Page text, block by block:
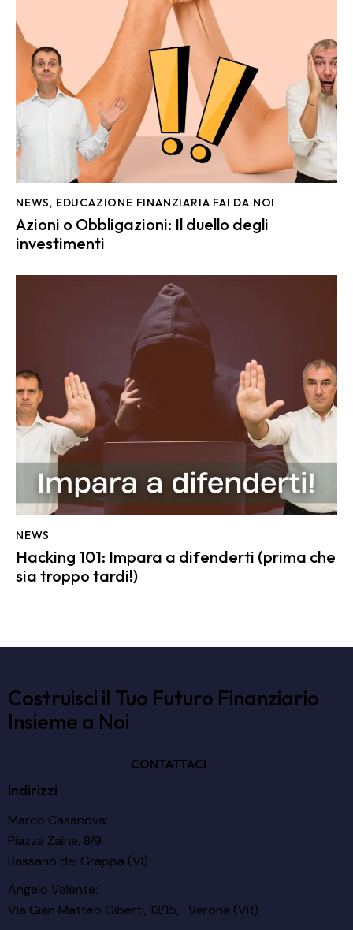
NEWS, EDUCAZIONE FINANZIARIA FAI DA NOI
Azioni o Obbligazioni: Il duello degli
investimenti
NEWS
Hacking 101: Impara a difenderti (prima che
sia troppo tardi!)
Costruisci il Tuo Futuro Finanziario
Insieme a Noi
CONTATTACI
Indirizzi
Marco Casanova:
Piazza Zaine, 8/9
Bassano del Grappa (VI)
Angelo Valente:
Via Gian Matteo Giberti, 13/15, Verona (VR)